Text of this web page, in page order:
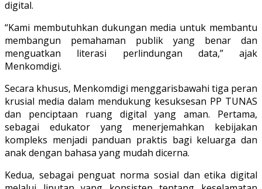
digital.
“Kami membutuhkan dukungan media untuk membantu
membangun pemahaman publik yang benar dan
menguatkan literasi perlindungan data,” ajak
Menkomdigi.
Secara khusus, Menkomdigi menggarisbawahi tiga peran
krusial media dalam mendukung kesuksesan PP TUNAS
dan penciptaan ruang digital yang aman. Pertama,
sebagai edukator yang menerjemahkan kebijakan
kompleks menjadi panduan praktis bagi keluarga dan
anak dengan bahasa yang mudah dicerna.
Kedua, sebagai penguat norma sosial dan etika digital